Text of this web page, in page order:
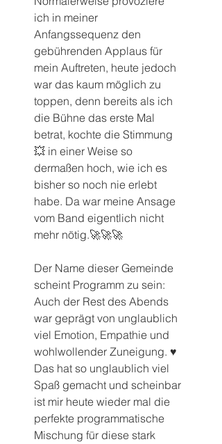
ich in meiner
Anfangssequenz den
gebührenden Applaus für
mein Auftreten, heute jedoch
war das kaum möglich zu
toppen, denn bereits als ich
die Bühne das erste Mal
betrat, kochte die Stimmung
💥 in einer Weise so
dermaßen hoch, wie ich es
bisher so noch nie erlebt
habe. Da war meine Ansage
vom Band eigentlich nicht
mehr nötig.🚀🚀🚀
Der Name dieser Gemeinde
scheint Programm zu sein:
Auch der Rest des Abends
war geprägt von unglaublich
viel Emotion, Empathie und
wohlwollender Zuneigung. ♥️
Das hat so unglaublich viel
Spaß gemacht und scheinbar
ist mir heute wieder mal die
perfekte programmatische
Mischung für diese stark